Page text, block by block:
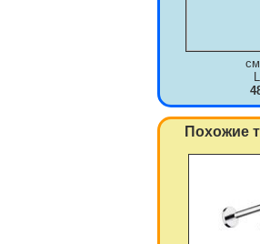
Похожие